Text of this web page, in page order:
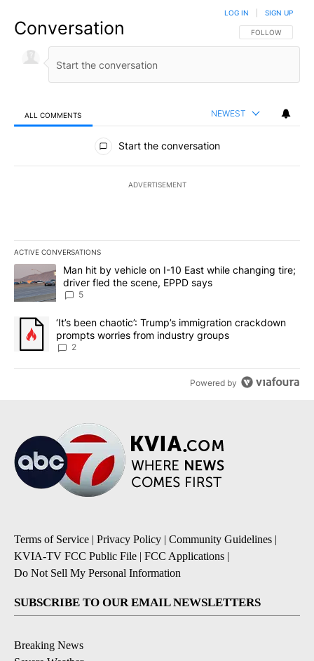
Conversation FOLLOW THIS
FOLLOW
LOG IN SIGN UP
ALL COMMENTS NEWEST
All Comments
Start the conversation
ADVERTISEMENT
ACTIVE CONVERSATIONS
The following is a list of the most commented articles in the last
A trending article titled "Man hit by vehicle on I-10 East while
Man hit by vehicle on I-10 East while changing tire;
driver fled the scene, EPPD says
5
A trending article titled "‘It’s been chaotic’: Trump’s
‘It’s been chaotic’: Trump’s immigration crackdown
prompts worries from industry groups
2
Powered by
Terms of Service | Privacy Policy | Community Guidelines |
KVIA-TV FCC Public File | FCC Applications |
Do Not Sell My Personal Information
SUBSCRIBE TO OUR EMAIL NEWSLETTERS
Breaking News